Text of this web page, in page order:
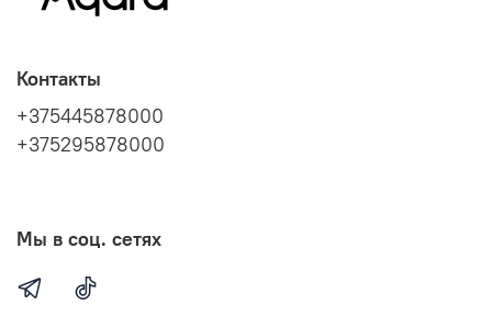
Контакты
+375445878000
+375295878000
Мы в соц. сетях